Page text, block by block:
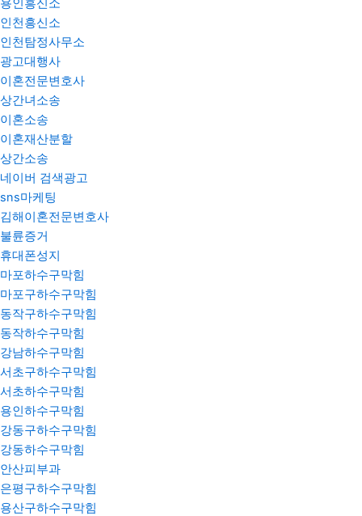
용인흥신소
인천흥신소
인천탐정사무소
광고대행사
이혼전문변호사
상간녀소송
이혼소송
이혼재산분할
상간소송
네이버 검색광고
sns마케팅
김해이혼전문변호사
불륜증거
휴대폰성지
마포하수구막힘
마포구하수구막힘
동작구하수구막힘
동작하수구막힘
강남하수구막힘
서초구하수구막힘
서초하수구막힘
용인하수구막힘
강동구하수구막힘
강동하수구막힘
안산피부과
은평구하수구막힘
용산구하수구막힘